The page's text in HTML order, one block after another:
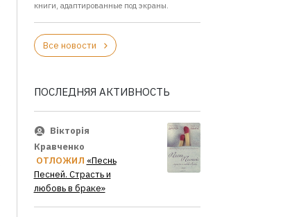
книги, адаптированные под экраны.
Все новости
ПОСЛЕДНЯЯ АКТИВНОСТЬ
Вікторія
Кравченко
ОТЛОЖИЛ «Песнь
Песней. Страсть и
любовь в браке»